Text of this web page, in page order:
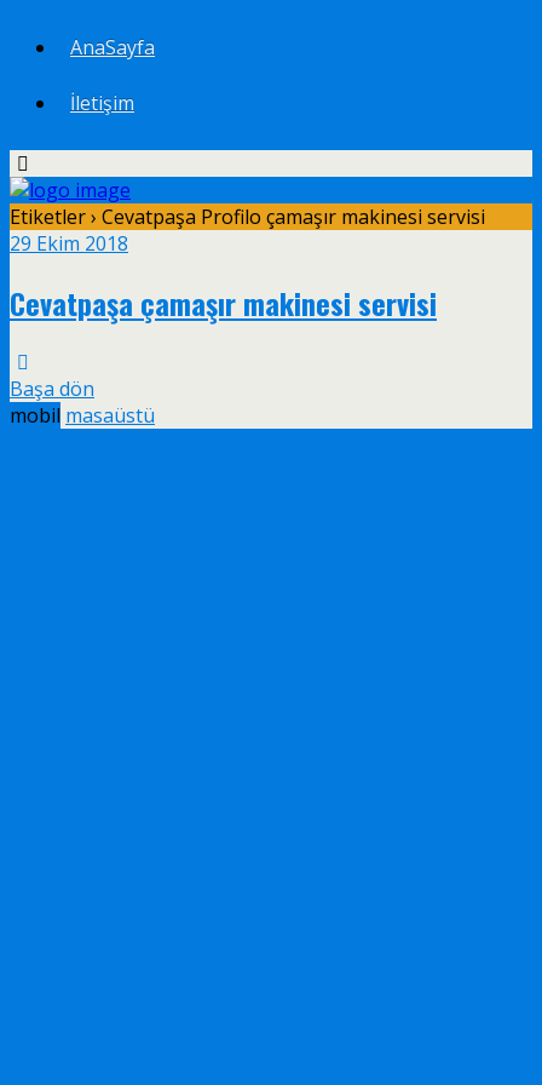
AnaSayfa
İletişim
Etiketler › Cevatpaşa Profilo çamaşır makinesi servisi
29 Ekim 2018
Cevatpaşa çamaşır makinesi servisi
Başa dön
mobil masaüstü